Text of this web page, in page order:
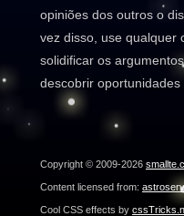
opiniões dos outros o
vez disso, use qualquer
solidificar os
descobrir
Copyright © 2009-2026
Content licensed from:
Cool CSS effects by